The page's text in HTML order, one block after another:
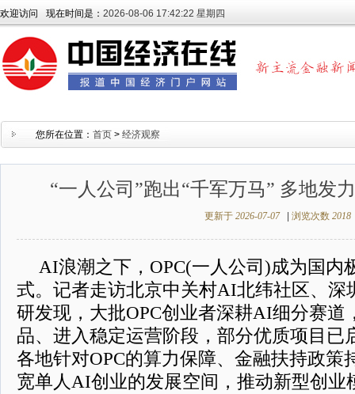
欢迎访问 现在时间是： 2026-08-06 17:42:23 星期四
您所在位置： 首页 > 经济观察
“一人公司”跑出“千军万马” 多地发
更新于 2026-07-07 浏览次数 2018
AI浪潮之下，OPC(一人公司)成为国内
式。记者走访北京中关村AI北纬社区、深
研发现，大批OPC创业者深耕AI细分赛道
品、进入稳定运营阶段，部分优质项目已
各地针对OPC的算力保障、金融扶持政策
宽单人AI创业的发展空间，推动新型创业